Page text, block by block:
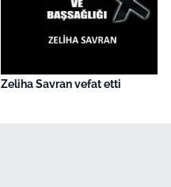
Zeliha Savran vefat etti